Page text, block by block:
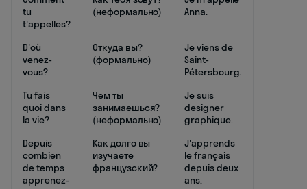
tu
t'appelles?
(неформально)
Anna.
D'où
venez-
vous?
Откуда вы?
(формально)
Je viens de
Saint-
Pétersbourg.
Tu fais
quoi dans
la vie?
Чем ты
занимаешься?
(неформально)
Je suis
designer
graphique.
Depuis
combien
de temps
apprenez-
Как долго вы
изучаете
французский?
J'apprends
le français
depuis deux
ans.